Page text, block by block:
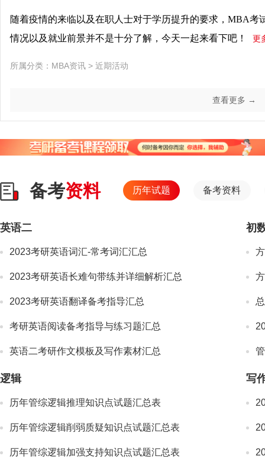
随着疫情的来临以及在职人士对于学历提升的要求，MBA
情况以及就业前景并不是十分了解，今天一起来看下吧！
更
所属分类： MBA资讯 > 近期活动
查看更多 →
备考资料 历年试题 备考资料
英语二
2023考研英语词汇-常考词汇汇总
2023考研英语长难句带练并详细解析汇总
2023考研英语翻译备考指导汇总
考研英语阅读备考指导与练习题汇总
英语二考研作文模板及写作素材汇总
初
逻辑
历年管综逻辑推理知识点试题汇总表
历年管综逻辑削弱质疑知识点试题汇总表
历年管综逻辑加强支持知识点试题汇总表
写